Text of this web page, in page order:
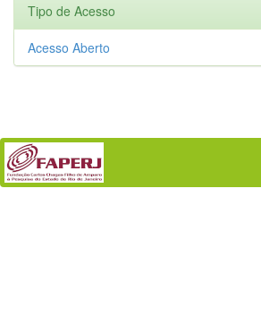
Tipo de Acesso
Acesso Aberto